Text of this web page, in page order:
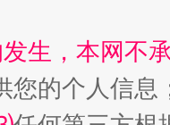
生
生，本网不
您的个人信息